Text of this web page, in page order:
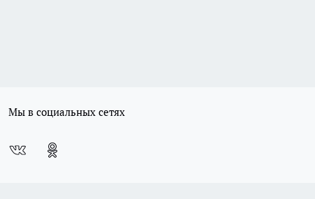
Мы в социальных сетях